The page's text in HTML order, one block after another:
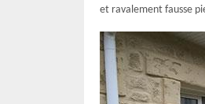
et ravalement fausse